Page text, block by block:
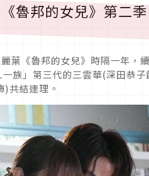
魯邦的女兒》第二
葉《魯邦的女兒》時隔一年，
族」第三代的三雲華(深田恭
共結連理。